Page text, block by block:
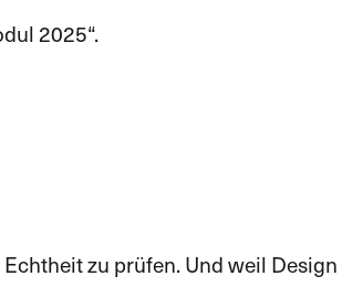
2025“.
zu prüfen. Und weil Design